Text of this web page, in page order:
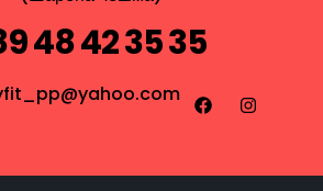
48 42 35 35